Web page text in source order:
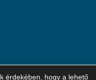
érdekében, hogy a lehető